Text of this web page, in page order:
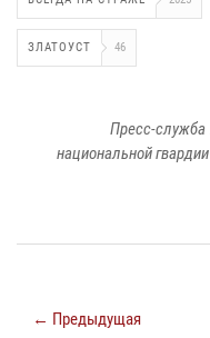
ЗЛАТОУСТ 46
Пресс-служба
национальной
← Предыдущая